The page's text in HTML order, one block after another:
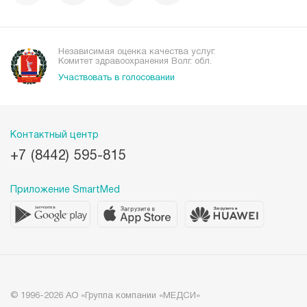
Независимая оценка качества услуг.
Комитет здравоохранения Волг. обл.
Участвовать в голосовании
Контактный центр
+7 (8442) 595-815
Приложение SmartMed
© 1996-2026 АО «Группа компании «МЕДСИ»